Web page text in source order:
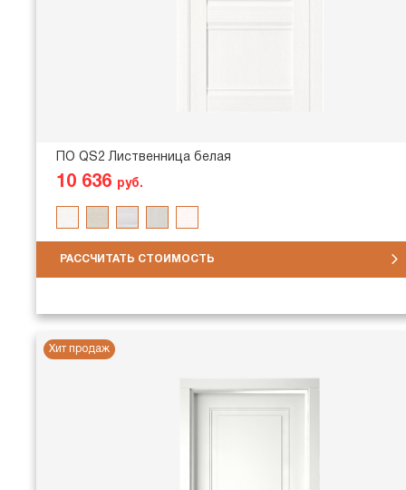
ПО QS2 Лиственница белая
10 636 руб.
РАССЧИТАТЬ СТОИМОСТЬ
Хит продаж